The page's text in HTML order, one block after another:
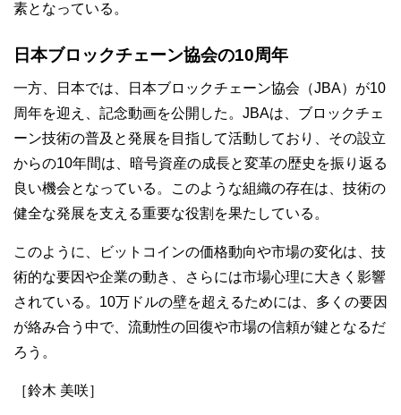
素となっている。
日本ブロックチェーン協会の10周年
一方、日本では、日本ブロックチェーン協会（JBA）が10
周年を迎え、記念動画を公開した。JBAは、ブロックチェ
ーン技術の普及と発展を目指して活動しており、その設立
からの10年間は、暗号資産の成長と変革の歴史を振り返る
良い機会となっている。このような組織の存在は、技術の
健全な発展を支える重要な役割を果たしている。
このように、ビットコインの価格動向や市場の変化は、技
術的な要因や企業の動き、さらには市場心理に大きく影響
されている。10万ドルの壁を超えるためには、多くの要因
が絡み合う中で、流動性の回復や市場の信頼が鍵となるだ
ろう。
［鈴木 美咲］